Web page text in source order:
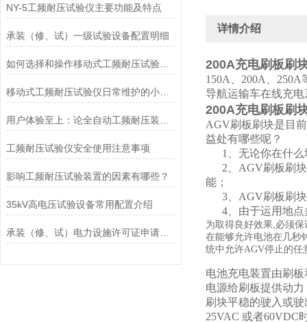
NY-5工频耐压试验仪主要功能及特点
承装（修、试）一级试验设备配置明细
如何选择和操作移动式工频耐压试验仪？
移动式工频耐压试验仪日常维护的小秘诀
工频耐压试验仪安全使用注意事项
影响工频耐压试验装置的因素有哪些？
35kV高电压试验设备常用配置介绍
承装（修、试）电力设施许可证申请条件
详情介绍
200A充电刷板刷
150A、200A、
导航运输车在线充
200A充电刷板刷
AGV刷板刷块是目
益处有哪些呢？
1、无论你在什么
2、AGV刷板刷块
能；
3、AGV刷板刷块
4、由于运用地点
为取得良好效果,必须
在能够允许电池在几秒
统中允许AGV停止的任
电池充电装置由刷
电源给刷板提供动
刷块平稳的驶入或
25VAC 或者60VDC